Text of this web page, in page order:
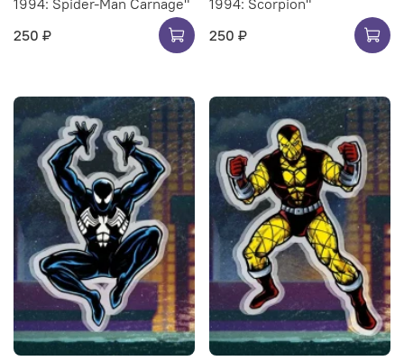
1994: Spider-Man Carnage"
250 ₽
1994: Scorpion"
250 ₽